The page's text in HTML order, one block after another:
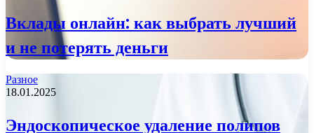
Вклады онлайн: как выбрать лучший
и не потерять деньги
Разное
18.01.2025
Эндоскопическое удаление полипов